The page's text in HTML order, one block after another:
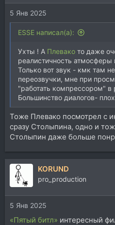
5 Янв 2025
ESSE написал(а):
Ухты ! А Плевако то даже
реалистичность атмосферы
Только вот звук - кмк там
переозвучки, мне при
"работать компрессором" в
Большинство диалогов-
Тоже Плевако посмотрел с
сразу Столыпина, одно и
Столыпин даже больше
KORUND
pro_production
5 Янв 2025
«Пятый битл» интересный